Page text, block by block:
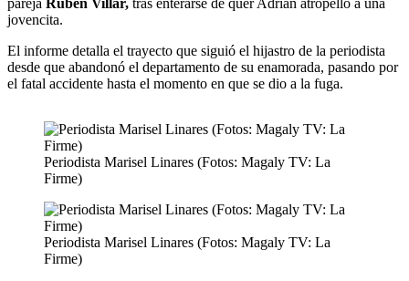
pareja Rubén Villar, tras enterarse de quer Adrián atropelló a una
jovencita.
El informe detalla el trayecto que siguió el hijastro de la periodista
desde que abandonó el departamento de su enamorada, pasando por
el fatal accidente hasta el momento en que se dio a la fuga.
Periodista Marisel Linares (Fotos: Magaly TV: La
Firme)
Periodista Marisel Linares (Fotos: Magaly TV: La
Firme)